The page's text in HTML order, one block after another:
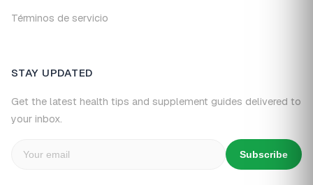
Términos de servicio
STAY UPDATED
Get the latest health tips and supplement guides delivered to
your inbox.
Subscribe